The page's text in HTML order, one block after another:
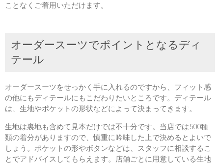
ことなくご着用いただけます。
オーダースーツでポイントとなるディ
テール
オーダースーツをせっかく手に入れるのですから、フィット感
の他にもディテールにもこだわりたいところです。ディテール
は、生地やポケットの形状などによって決まってきます。
生地は裏地も含めて見本だけでは不十分です。当店では500種
類の着分がありますので、慎重に吟味した上で決めるとよいで
しょう。ポケットの形やボタンなどは、スタッフに相談するこ
とでアドバイスしてもらえます。店舗ごとに用意している生地